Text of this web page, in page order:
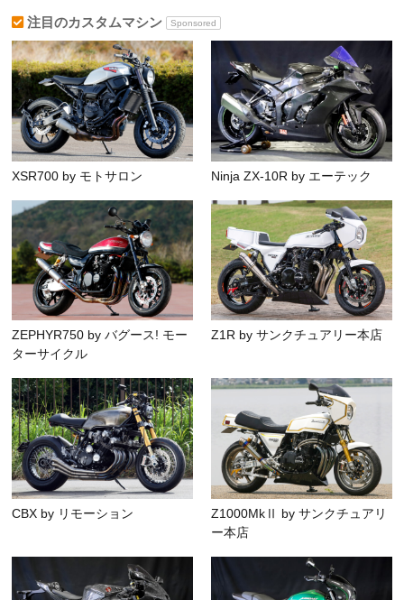
注目のカスタムマシン Sponsored
XSR700 by モトサロン Ninja ZX-10R by エーテック
ZEPHYR750 by バグース! モー
ターサイクル
Z1R by サンクチュアリー本店
CBX by リモーション
Z1000MkⅡ by サンクチュアリ
ー本店